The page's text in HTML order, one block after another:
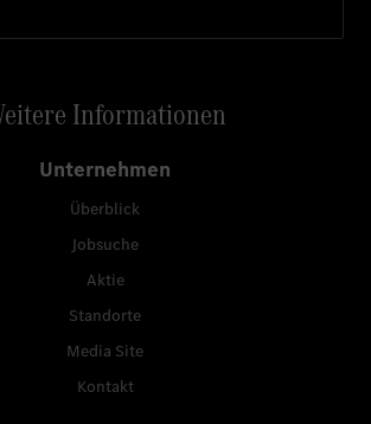
Informationen
Unternehmen
Überblick
Jobsuche
Aktie
Standorte
Media Site
Kontakt